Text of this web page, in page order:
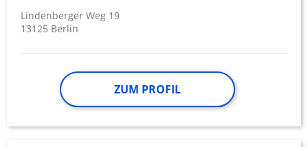
Lindenberger Weg 19
13125 Berlin
ZUM PROFIL